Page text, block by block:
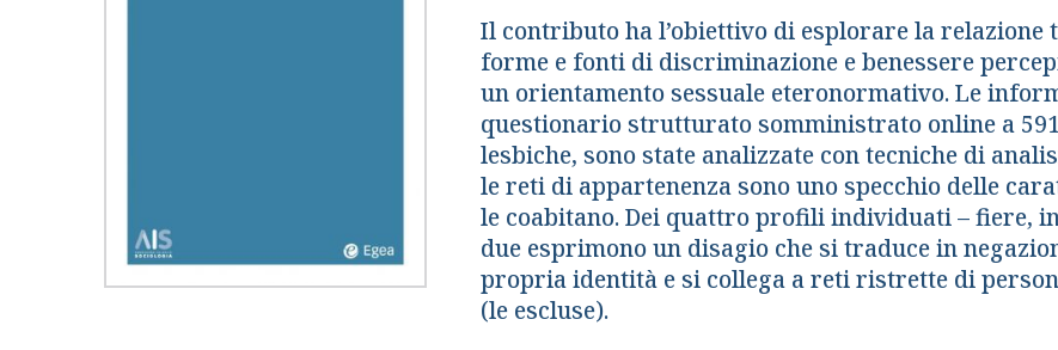
Il contributo ha l’obiettivo di esplorare la relazione
forme e fonti di discriminazione e benessere
un orientamento sessuale eteronormativo. Le
questionario strutturato somministrato online a
lesbiche, sono state analizzate con tecniche di
le reti di appartenenza sono uno specchio delle
le coabitano. Dei quattro profili individuati – fiere,
due esprimono un disagio che si traduce in
propria identità e si collega a reti ristrette di
(le escluse).